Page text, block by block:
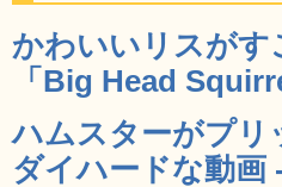
かわいいリスがす
「Big Head
ハムスターがプリ
ダイハードな動画